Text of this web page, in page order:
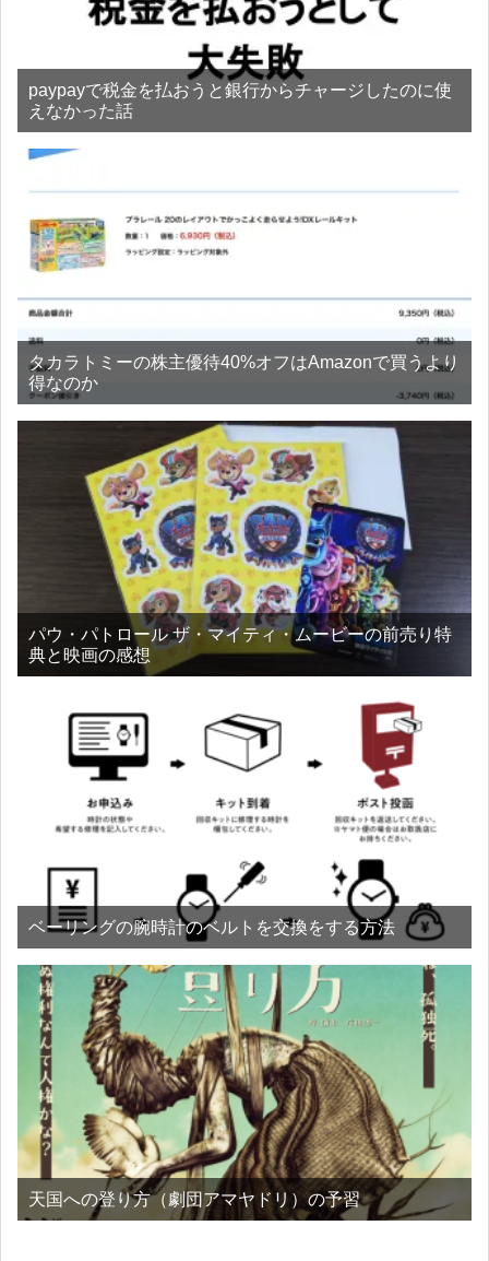
paypayで税金を払おうと銀行からチャージしたのに使
えなかった話
タカラトミーの株主優待40%オフはAmazonで買うより
得なのか
パウ・パトロール ザ・マイティ・ムービーの前売り特
典と映画の感想
ベーリングの腕時計のベルトを交換をする方法
天国への登り方（劇団アマヤドリ）の予習